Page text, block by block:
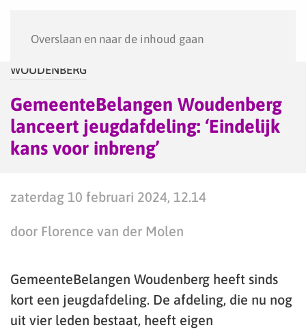
Overslaan en naar de inhoud gaan
WOUDENBERG
GemeenteBelangen Woudenberg
lanceert jeugdafdeling: ‘Eindelijk
kans voor inbreng’
zaterdag 10 februari 2024, 12.14
door Florence van der Molen
GemeenteBelangen Woudenberg heeft sinds
kort een jeugdafdeling. De afdeling, die nu nog
uit vier leden bestaat, heeft eigen